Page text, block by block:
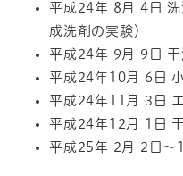
平成24年 8月 4日
成洗剤の実験）
平成24年 9月 9日
平成24年10月 6日
平成24年11月 3日
平成24年12月 1日
平成25年 2月 2日～